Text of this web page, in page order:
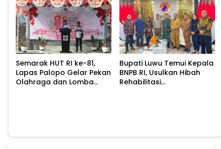
Semarak HUT RI ke-81,
Lapas Palopo Gelar Pekan
Olahraga dan Lomba
Bupati Luwu Temui Kepala
BNPB RI, Usulkan Hibah
Rehabilitasi